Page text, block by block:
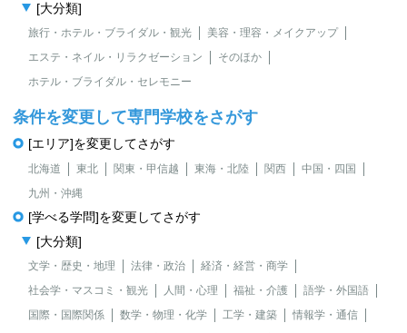
[大分類]
旅行・ホテル・ブライダル・観光
美容・理容・メイクアップ
エステ・ネイル・リラクゼーション
そのほか
ホテル・ブライダル・セレモニー
条件を変更して専門学校をさがす
[エリア]を変更してさがす
北海道 東北 関東・甲信越 東海・北陸 関西
中国・四国
九州・沖縄
[学べる学問]を変更してさがす
[大分類]
文学・歴史・地理 法律・政治
経済・経営・商学
社会学・マスコミ・観光
人間・心理 福祉・介護
語学・外国語
国際・国際関係
数学・物理・化学 工学・建築
情報学・通信